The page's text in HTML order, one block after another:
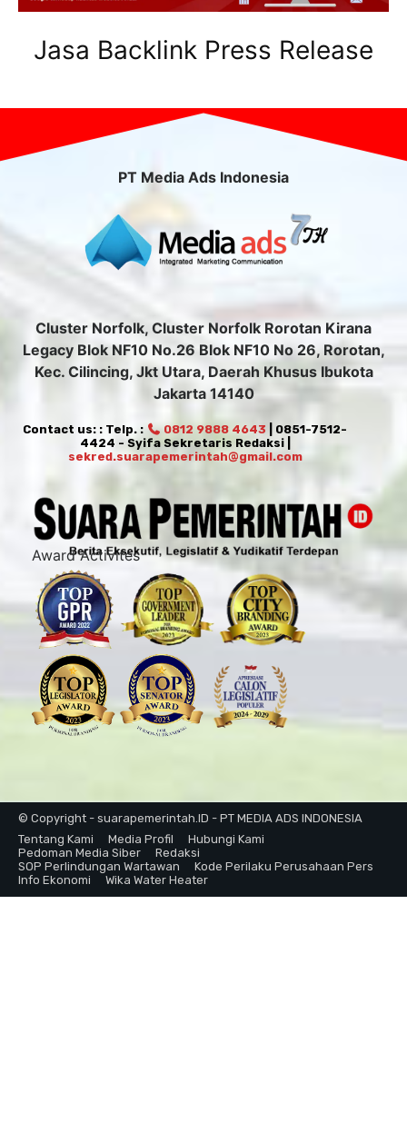
Jasa Backlink Press Release
PT Media Ads Indonesia
Cluster Norfolk, Cluster Norfolk Rorotan Kirana
Legacy Blok NF10 No.26 Blok NF10 No 26, Rorotan,
Kec. Cilincing, Jkt Utara, Daerah Khusus Ibukota
Jakarta 14140
Contact us: : Telp. : 0812 9888 4643 | 0851-7512-
4424 - Syifa Sekretaris Redaksi |
sekred.suarapemerintah@gmail.com
Award Activites
© Copyright - suarapemerintah.ID - PT MEDIA ADS INDONESIA
Tentang Kami
Media Profil
Hubungi Kami
Pedoman Media Siber
Redaksi
SOP Perlindungan Wartawan
Kode Perilaku Perusahaan Pers
Info Ekonomi
Wika Water Heater